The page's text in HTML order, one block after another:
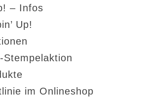
– Infos
Up!
Stempelaktion
im Onlineshop